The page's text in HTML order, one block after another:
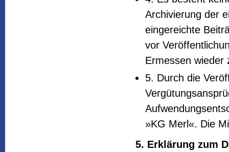
Archivierung der
eingereichte
vor
Ermessen wieder
5. Durch die
»KG Merl«. Die
5. Erklärung zum